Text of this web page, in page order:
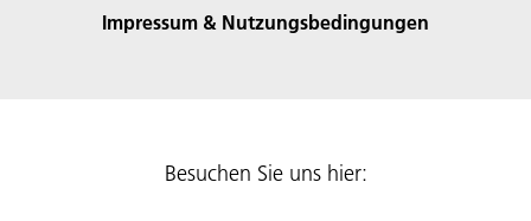
Impressum & Nutzungsbedingungen
Besuchen Sie uns hier: